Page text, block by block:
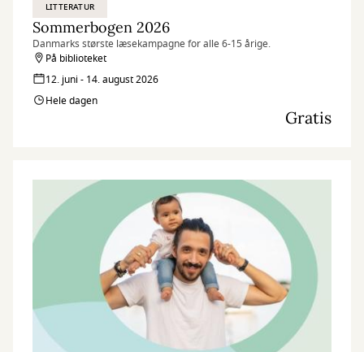
LITTERATUR
Sommerbogen 2026
Danmarks største læsekampagne for alle 6-15 årige.
På biblioteket
12. juni - 14. august 2026
Hele dagen
Gratis